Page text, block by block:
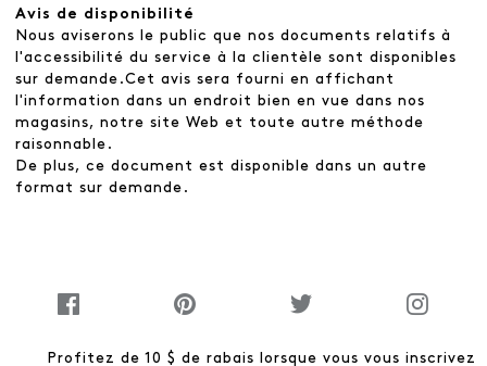
Avis de disponibilité
Nous aviserons le public que nos documents relatifs à
l'accessibilité du service à la clientèle sont disponibles
sur demande.Cet avis sera fourni en affichant
l'information dans un endroit bien en vue dans nos
magasins, notre site Web et toute autre méthode
raisonnable.
De plus, ce document est disponible dans un autre
format sur demande.
Profitez de 10 $ de rabais lorsque vous vous inscrivez